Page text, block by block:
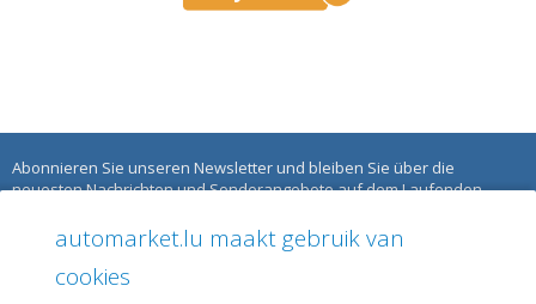
automarket.lu maakt gebruik van
cookies
Abonnieren Sie unseren Newsletter und bleiben Sie über die
neuesten Nachrichten und Sonderangebote auf dem Laufenden.
ÜBER AUTOMARKET
Über uns